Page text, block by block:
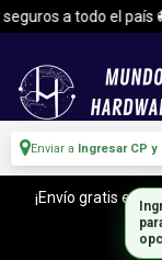
a todo el país 🚚|
Enviar a Ingresar CP y
¡Envío gratis en